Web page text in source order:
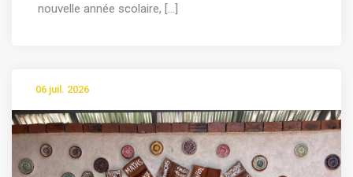
nouvelle année scolaire, [...]
06 juil. 2026